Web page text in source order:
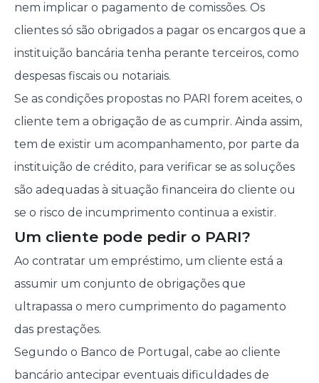
nem implicar o pagamento de comissões. Os
clientes só são obrigados a pagar os encargos que a
instituição bancária tenha perante terceiros, como
despesas fiscais ou notariais.
Se as condições propostas no PARI forem aceites, o
cliente tem a obrigação de as cumprir. Ainda assim,
tem de existir um acompanhamento, por parte da
instituição de crédito, para verificar se as soluções
são adequadas à situação financeira do cliente ou
se o risco de incumprimento continua a existir.
Um cliente pode pedir o PARI?
Ao contratar um empréstimo, um cliente está a
assumir um conjunto de obrigações que
ultrapassa o mero cumprimento do pagamento
das prestações.
Segundo o Banco de Portugal, cabe ao cliente
bancário antecipar eventuais dificuldades de